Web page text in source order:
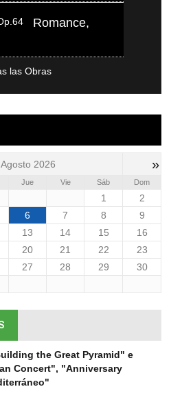
Romance,
Obras
Agosto 2026 »
Jue Vie Sáb Dom
1
2
6 7 8
9
13 14 15
16
20 21 22
23
27 28 29
30
the Great Pyramid" e
Concert", "Anniversary